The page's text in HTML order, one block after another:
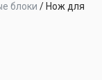
блоки / Нож для